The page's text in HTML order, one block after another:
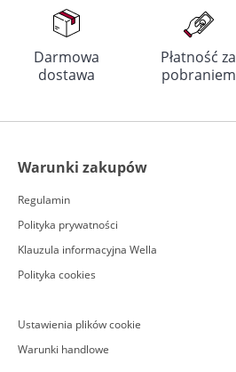
Darmowa
dostawa
Płatność za
pobraniem
Warunki zakupów
Regulamin
Polityka prywatności
Klauzula informacyjna Wella
Polityka cookies
Ustawienia plików cookie
Warunki handlowe